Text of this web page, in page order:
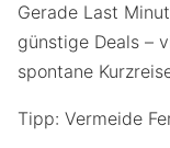
Gerade Last
günstige Deals –
spontane
Tipp: Vermeide